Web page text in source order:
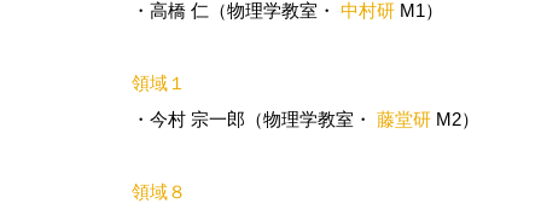
・高橋 仁（物理学教室・ 中村研M1）
領域１
・今村 宗一郎（物理学教室・ 藤堂研M2）
領域８